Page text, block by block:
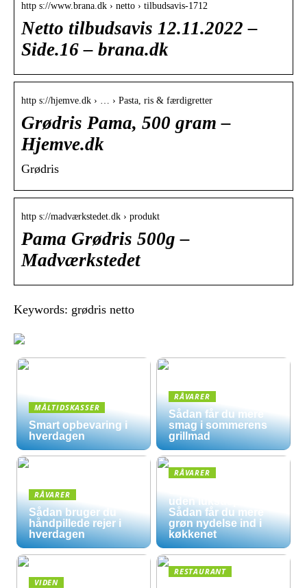
http s://www.brana.dk › netto › tilbudsavis-1712
Netto tilbudsavis 12.11.2022 –
Side.16 – brana.dk
http s://hjemve.dk › … › Pasta, ris & færdigretter
Grødris Pama, 500 gram –
Hjemve.dk
Grødris
http s://madværkstedet.dk › produkt
Pama Grødris 500g –
Madværkstedet
Keywords: grødris netto
MÅLTIDSKASSER
Smart opbevaring i
hverdagen
RÅVARER
Sådan får du mere
smag i sommerens
grillmad
RÅVARER
Sådan bruger du
håndpillede rejer i
hverdagen
RÅVARER
uden luksuspriser:
Sådan får du mere
grøn nydelse ind i
køkkenet
VIDEN
RESTAURANT